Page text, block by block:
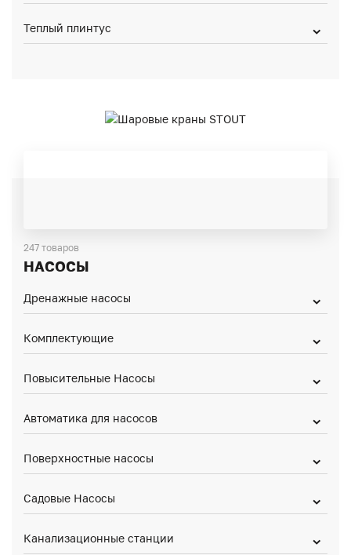
Теплый плинтус
247 товаров
НАСОСЫ
Дренажные насосы
Комплектующие
Повысительные Насосы
Автоматика для насосов
Поверхностные насосы
Садовые Насосы
Канализационные станции